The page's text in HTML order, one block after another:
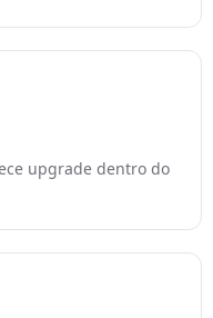
upgrade dentro do